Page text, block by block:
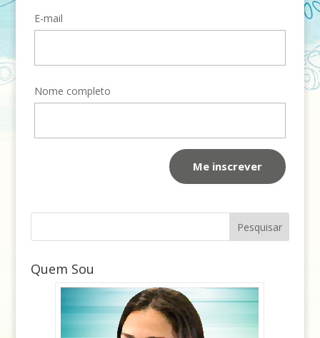
E-mail
Nome completo
Quem Sou